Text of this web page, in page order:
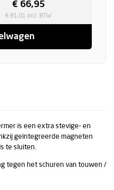
€ 66,95
€ 81,01 incl. BTW
is een extra stevige- en
geïntegreerde magneten
te sluiten.
tegen het schuren van touwen /